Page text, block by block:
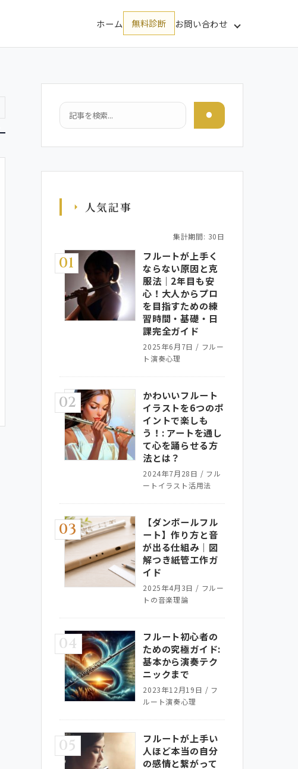
ホーム 無料診断 お問い合わせ
検索
人気記事
集計期間: 30日
01
フルートが上手く
ならない原因と克
服法｜2年目も安
心！大人からプロ
を目指すための練
習時間・基礎・日
課完全ガイド
2025年6月7日 / フルー
ト演奏心理
02
かわいいフルート
イラストを6つのポ
イントで楽しも
う！: アートを通し
て心を踊らせる方
法とは？
2024年7月28日 / フル
ートイラスト活用法
03
【ダンボールフル
ート】作り方と音
が出る仕組み｜図
解つき紙管工作ガ
イド
2025年4月3日 / フルー
トの音楽理論
04
フルート初心者の
ための究極ガイド:
基本から演奏テク
ニックまで
2023年12月19日 / フ
ルート演奏心理
05
フルートが上手い
人ほど本当の自分
の感情と繋がって